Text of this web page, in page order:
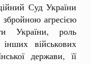
Суд України
збройною агресією
України, роль
військових
держави, її